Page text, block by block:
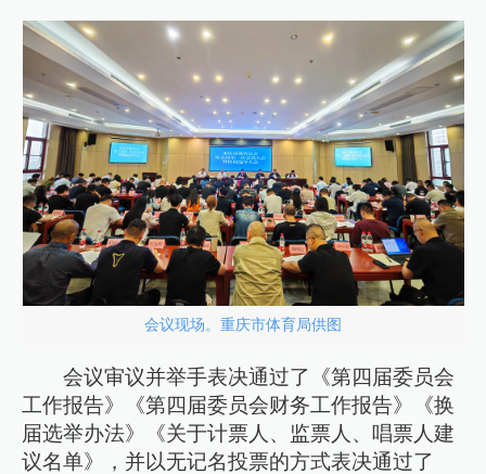
会议现场。重庆市体育局供图
会议审议并举手表决通过了《第四届委员会
工作报告》《第四届委员会财务工作报告》《换
届选举办法》《关于计票人、监票人、唱票人建
议名单》，并以无记名投票的方式表决通过了